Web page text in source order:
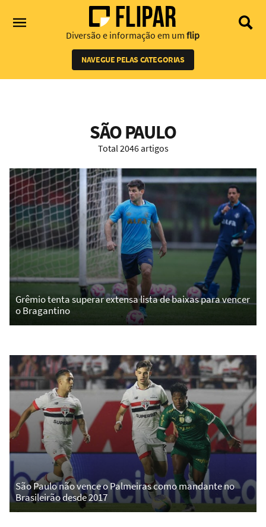
Diversão e informação em um flip
NAVEGUE PELAS CATEGORIAS
SÃO PAULO
Total 2046 artigos
Grêmio tenta superar extensa lista de baixas para vencer
o Bragantino
São Paulo não vence o Palmeiras como mandante no
Brasileirão desde 2017